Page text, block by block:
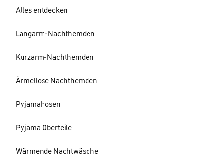
Alles entdecken
Langarm-Nachthemden
Kurzarm-Nachthemden
Ärmellose Nachthemden
Pyjamahosen
Pyjama Oberteile
Wärmende Nachtwäsche